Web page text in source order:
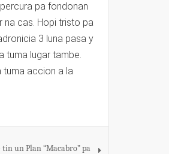
pa fondonan
na cas. Hopi tristo pa
3 luna pasa y
tuma lugar tambe.
tuma accion a la
un Plan “Macabro” pa